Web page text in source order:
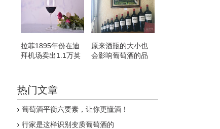
拉菲1895年份在迪
拜机场卖出1.1万英
原来酒瓶的大小也
会影响葡萄酒的品
热门文章
葡萄酒平衡六要素，让你更懂酒！
行家是这样识别变质葡萄酒的